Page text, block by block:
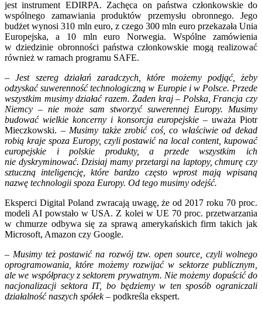
jest instrument EDIRPA. Zachęca on państwa członkowskie do
wspólnego zamawiania produktów przemysłu obronnego. Jego
budżet wynosi 310 mln euro, z czego 300 mln euro przekazała Unia
Europejska, a 10 mln euro Norwegia. Wspólne zamówienia
w dziedzinie obronności państwa członkowskie mogą realizować
również w ramach programu SAFE.
– Jest szereg działań zaradczych, które możemy podjąć, żeby
odzyskać suwerenność technologiczną w Europie i w Polsce. Przede
wszystkim musimy działać razem. Żaden kraj – Polska, Francja czy
Niemcy – nie może sam stworzyć suwerennej Europy. Musimy
budować wielkie koncerny i konsorcja europejskie –uważa Piotr
Mieczkowski. – Musimy także zrobić coś, co właściwie od dekad
robią kraje spoza Europy, czyli postawić na local content, kupować
europejskie i polskie produkty, a przede wszystkim ich
nie dyskryminować. Dzisiaj mamy przetargi na laptopy, chmurę czy
sztuczną inteligencję, które bardzo często wprost mają wpisaną
nazwę technologii spoza Europy. Od tego musimy odejść.
Eksperci Digital Poland zwracają uwagę, że od 2017 roku 70 proc.
modeli AI powstało w USA. Z kolei w UE 70 proc. przetwarzania
w chmurze odbywa się za sprawą amerykańskich firm takich jak
Microsoft, Amazon czy Google.
– Musimy też postawić na rozwój tzw. open source, czyli wolnego
oprogramowania, które możemy rozwijać w sektorze publicznym,
ale we współpracy z sektorem prywatnym. Nie możemy dopuścić do
nacjonalizacji sektora IT, bo będziemy w ten sposób ograniczali
działalność naszych spółek– podkreśla ekspert.